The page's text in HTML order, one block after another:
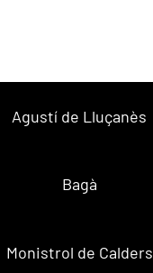
Agustí de Lluçanès
Bagà
Monistrol de Calders